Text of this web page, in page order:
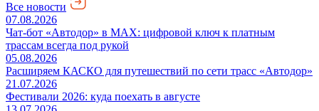
Все новости
07.08.2026
Чат-бот «Автодор» в MAX: цифровой ключ к платным
трассам всегда под рукой
05.08.2026
Расширяем КАСКО для путешествий по сети трасс «Автодор»
21.07.2026
Фестивали 2026: куда поехать в августе